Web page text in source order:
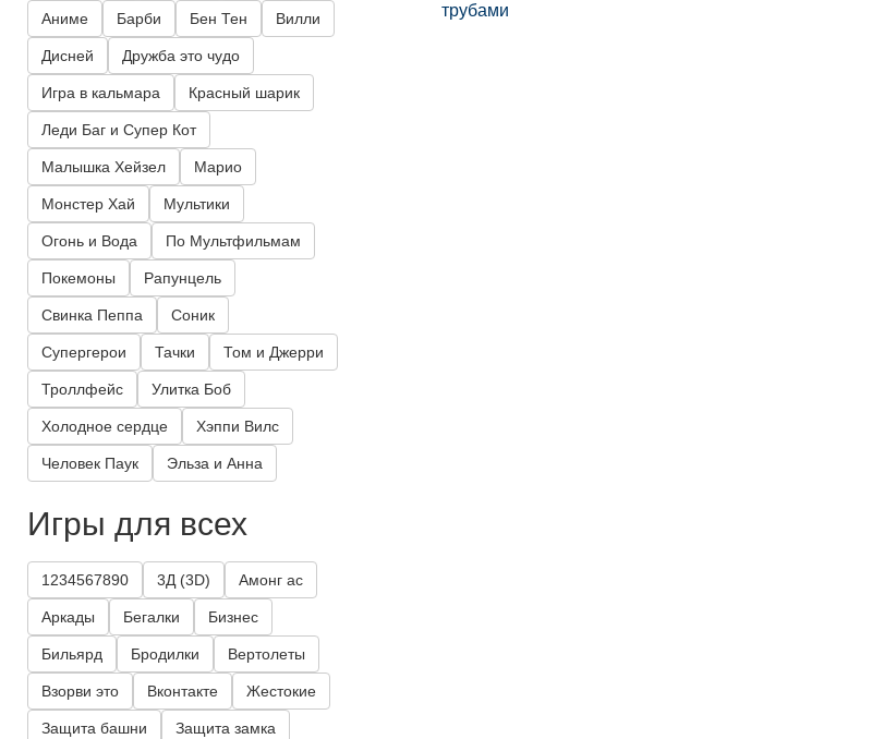
трубами
Аниме Барби Бен Тен Вилли
Дисней Дружба это чудо
Игра в кальмара Красный шарик
Леди Баг и Супер Кот
Малышка Хейзел Марио
Монстер Хай Мультики
Огонь и Вода По Мультфильмам
Покемоны Рапунцель
Свинка Пеппа Соник
Супергерои Тачки Том и Джерри
Троллфейс Улитка Боб
Холодное сердце Хэппи Вилс
Человек Паук Эльза и Анна
Игры для всех
1234567890 3Д (3D) Амонг ас
Аркады Бегалки Бизнес
Бильярд Бродилки Вертолеты
Взорви это Вконтакте Жестокие
Защита башни Защита замка